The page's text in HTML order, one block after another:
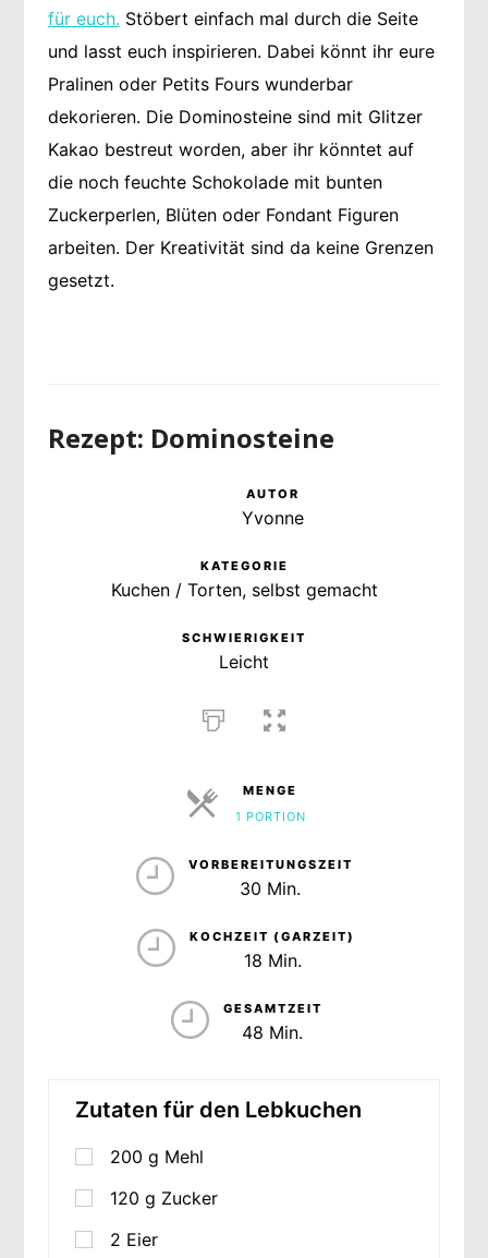
für euch. Stöbert einfach mal durch die Seite
und lasst euch inspirieren. Dabei könnt ihr eure
Pralinen oder Petits Fours wunderbar
dekorieren. Die Dominosteine sind mit Glitzer
Kakao bestreut worden, aber ihr könntet auf
die noch feuchte Schokolade mit bunten
Zuckerperlen, Blüten oder Fondant Figuren
arbeiten. Der Kreativität sind da keine Grenzen
gesetzt.
Rezept: Dominosteine
AUTOR
Yvonne
KATEGORIE
Kuchen / Torten, selbst gemacht
SCHWIERIGKEIT
Leicht
MENGE
1 PORTION
VORBEREITUNGSZEIT
30 Min.
KOCHZEIT (GARZEIT)
18 Min.
GESAMTZEIT
48 Min.
Zutaten für den Lebkuchen
200 g Mehl
120 g Zucker
2 Eier